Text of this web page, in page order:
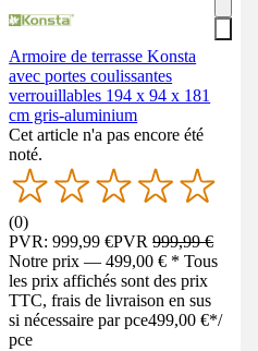
Armoire de terrasse Konsta
avec portes coulissantes
verrouillables 194 x 94 x 181
cm gris-aluminium
Cet article n'a pas encore été
noté.
(0)
PVR: 999,99 €PVR999,99 €
Notre prix — 499,00 € * Tous
les prix affichés sont des prix
TTC, frais de livraison en sus
si nécessaire par pce499,00 €*/
pce